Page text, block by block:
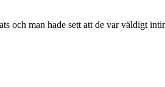
och man hade sett att de var väldigt